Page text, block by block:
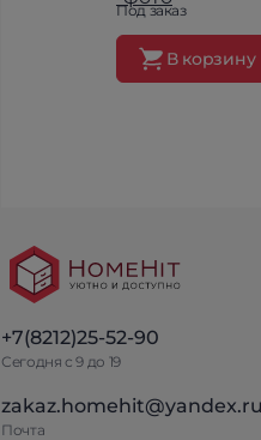
Под заказ
В корзину
+7(8212)25-52-90
Сегодня с 9 до 19
zakaz.homehit@yandex.ru
Почта